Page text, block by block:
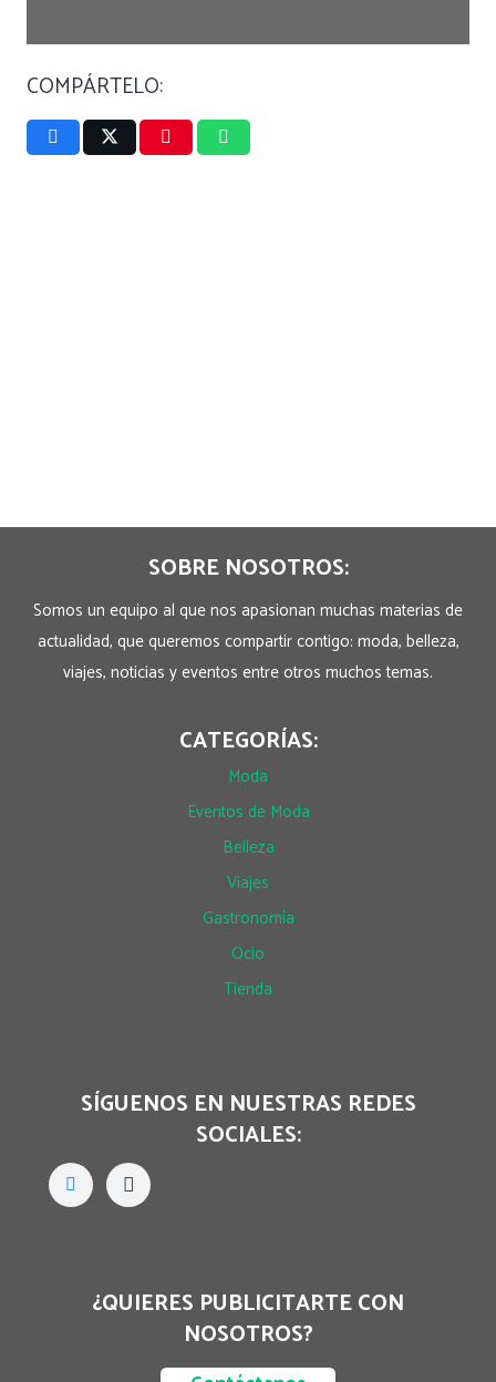
COMPÁRTELO:
SOBRE NOSOTROS:
Somos un equipo al que nos apasionan muchas materias de
actualidad, que queremos compartir contigo: moda, belleza,
viajes, noticias y eventos entre otros muchos temas.
CATEGORÍAS:
Moda
Eventos de Moda
Belleza
Viajes
Gastronomía
Ocio
Tienda
SÍGUENOS EN NUESTRAS REDES
SOCIALES:
¿QUIERES PUBLICITARTE CON
NOSOTROS?